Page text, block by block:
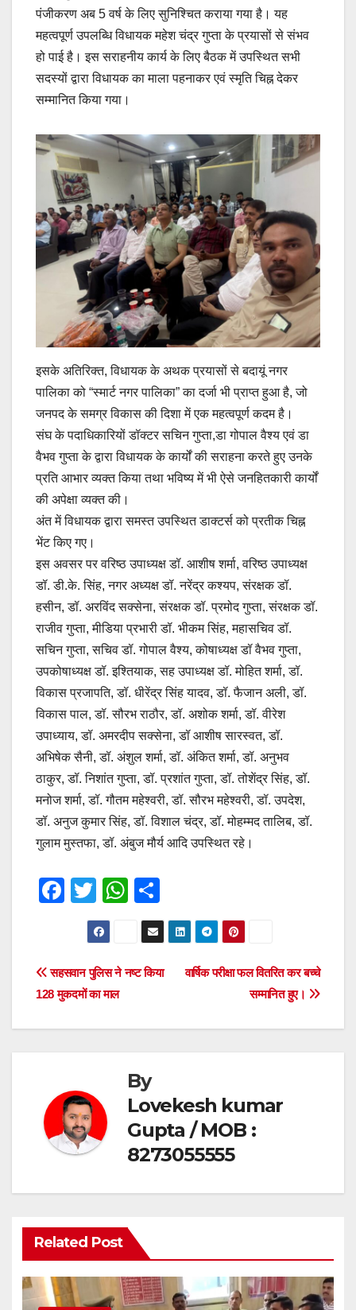
पंजीकरण अब 5 वर्ष के लिए सुनिश्चित कराया गया है। यह
महत्वपूर्ण उपलब्धि विधायक महेश चंद्र गुप्ता के प्रयासों से संभव
हो पाई है। इस सराहनीय कार्य के लिए बैठक में उपस्थित सभी
सदस्यों द्वारा विधायक का माला पहनाकर एवं स्मृति चिह्न देकर
सम्मानित किया गया।
इसके अतिरिक्त, विधायक के अथक प्रयासों से बदायूं नगर
पालिका को “स्मार्ट नगर पालिका” का दर्जा भी प्राप्त हुआ है, जो
जनपद के समग्र विकास की दिशा में एक महत्वपूर्ण कदम है।
संघ के पदाधिकारियों डॉक्टर सचिन गुप्ता,डा गोपाल वैश्य एवं डा
वैभव गुप्ता के द्वारा विधायक के कार्यों की सराहना करते हुए उनके
प्रति आभार व्यक्त किया तथा भविष्य में भी ऐसे जनहितकारी कार्यों
की अपेक्षा व्यक्त की।
अंत में विधायक द्वारा समस्त उपस्थित डाक्टर्स को प्रतीक चिह्न
भेंट किए गए।
इस अवसर पर वरिष्ठ उपाध्यक्ष डॉ. आशीष शर्मा, वरिष्ठ उपाध्यक्ष
डॉ. डी.के. सिंह, नगर अध्यक्ष डॉ. नरेंद्र कश्यप, संरक्षक डॉ.
हसीन, डॉ. अरविंद सक्सेना, संरक्षक डॉ. प्रमोद गुप्ता, संरक्षक डॉ.
राजीव गुप्ता, मीडिया प्रभारी डॉ. भीकम सिंह, महासचिव डॉ.
सचिन गुप्ता, सचिव डॉ. गोपाल वैश्य, कोषाध्यक्ष डॉ वैभव गुप्ता,
उपकोषाध्यक्ष डॉ. इश्तियाक, सह उपाध्यक्ष डॉ. मोहित शर्मा, डॉ.
विकास प्रजापति, डॉ. धीरेंद्र सिंह यादव, डॉ. फैजान अली, डॉ.
विकास पाल, डॉ. सौरभ राठौर, डॉ. अशोक शर्मा, डॉ. वीरेश
उपाध्याय, डॉ. अमरदीप सक्सेना, डॉ आशीष सारस्वत, डॉ.
अभिषेक सैनी, डॉ. अंशुल शर्मा, डॉ. अंकित शर्मा, डॉ. अनुभव
ठाकुर, डॉ. निशांत गुप्ता, डॉ. प्रशांत गुप्ता, डॉ. तोशेंद्र सिंह, डॉ.
मनोज शर्मा, डॉ. गौतम महेश्वरी, डॉ. सौरभ महेश्वरी, डॉ. उपदेश,
डॉ. अनुज कुमार सिंह, डॉ. विशाल चंद्र, डॉ. मोहम्मद तालिब, डॉ.
गुलाम मुस्तफा, डॉ. अंबुज मौर्य आदि उपस्थित रहे।
F
e
b
T
wi
tt
er
W
h
at
s
h
ar
e
Post
navigation
वार्षिक परीक्षा फल वितरित कर बच्चे
सम्मानित हुए।
सहसवान पुलिस ने नष्ट किया
128 मुकदमों का माल
By
Lovekesh kumar
Gupta / MOB :
8273055555
Related Post